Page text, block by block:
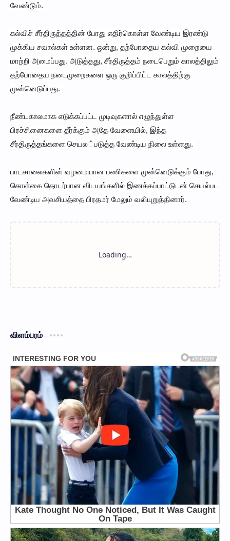
வேண்டும்.
கல்விச் சீர்திருத்தத்தின் போது எதிர்கொள்ள வேண்டிய இரண்டு
முக்கிய சவால்கள் உள்ளன. ஒன்று, தற்போதைய கல்வி முறையை
மாற்றி அமைப்பது. அடுத்தது, சீர்திருத்தம் நடைபெறும் காலத்திலும்
தற்போதைய நடைமுறைகளை ஒரு குறிப்பிட்ட காலத்திற்கு
முன்னெடுப்பது.
நீண்டகாலமாக எடுக்கப்பட்ட முடிவுகளால் எழுந்துள்ள
பிரச்சினைகளை தீர்க்கும் அதே வேளையில், இந்த
சீர்திருத்தங்களை செயல்படுத்த வேண்டிய நிலை உள்ளது.
பாடசாலைகளின் வழமையான பணிகளை முன்னெடுக்கும் போது,
கொள்கை தொடர்பான விடயங்களில் இணக்கப்பாட்டுடன் செயல்பட
வேண்டிய அவசியத்தை பிரதமர் மேலும் வலியுறுத்தினார்.
விளம்பரம்